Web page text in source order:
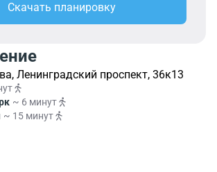
Скачать планировку
Ленинградский проспект, 36к13
~ 6 минут
~ 15 минут